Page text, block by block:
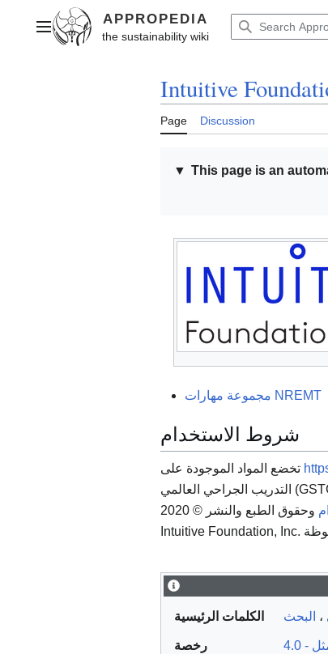
contentMain menu
Intuitive
Page Discussion
▼ This page is an
مجموعة مهارات NREMT
شروط الاستخدام
التدريب الجراحي العالمي (GSTC)، والمواد الأخرى المقدمة بواسطة Intuitive Foundation أو من
وحقوق الطبع والنشر © 2020
الكلمات الرئيسية ، البحث
رخصة 4.0